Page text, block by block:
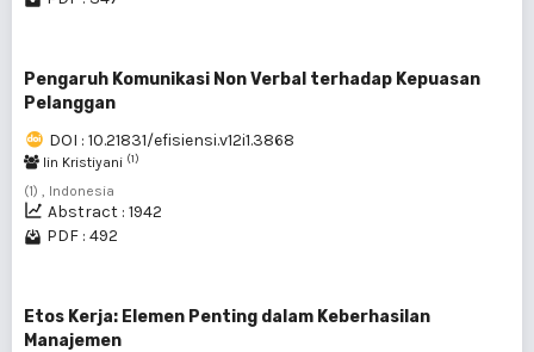
Pengaruh Komunikasi Non Verbal terhadap Kepuasan
Pelanggan
DOI : 10.21831/efisiensi.v12i1.3868
Iin Kristiyani (1)
(1) , Indonesia
Abstract : 1942
PDF : 492
Etos Kerja: Elemen Penting dalam Keberhasilan
Manajemen